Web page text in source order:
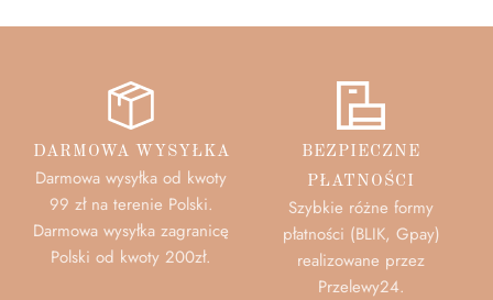
DARMOWA WYSYŁKA
Darmowa wysyłka od kwoty
99 zł na terenie Polski.
Darmowa wysyłka zagranicę
Polski od kwoty 200zł.
BEZPIECZNE
PŁATNOŚCI
Szybkie różne formy
płatności (BLIK, Gpay)
realizowane przez
Przelewy24.